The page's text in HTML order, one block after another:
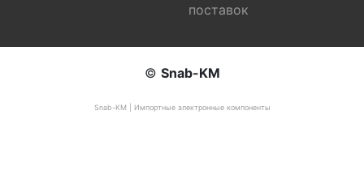
поставок
© Snab-KM
Snab-KM | Импортные электронные компоненты